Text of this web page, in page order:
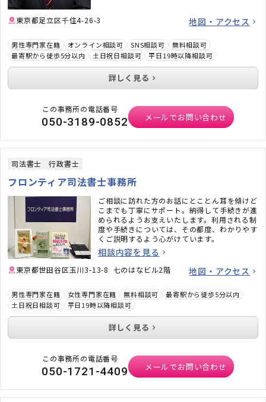
東京都足立区千住4-26-3 地図・アクセス
男性専門家在籍 オンライン相談可 SNS相談可
無料相談可
最寄駅から徒歩5分以内
土日祝日相談可 平日19時以降相談可
詳しく見る
この事務所の電話番号
050-3189-0852 メールでお問い合わせ
司法書士 行政書士
フロンティア司法書士事務所
ご相談に訪れた方のお話にとことん耳を傾けど
こまでも丁寧にサポート。納得して手続きが進
められるようお支えいたします。利用される制
度や手続きについては、その都度、わかりやす
くご説明するよう心がけています。
相談内容を見る
東京都世田谷区玉川3-13-8 七のはなビル2階 地図・アクセス
男性専門家在籍 女性専門家在籍 無料相談可
最寄駅から徒歩5分以内
土日祝日相談可
平日19時以降相談可
詳しく見る
この事務所の電話番号
050-1721-4409 メールでお問い合わせ